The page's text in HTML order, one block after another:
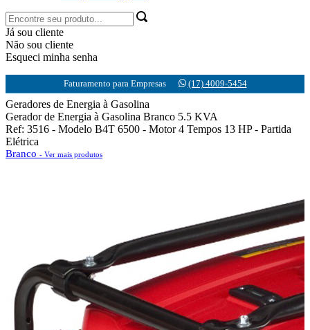
Já sou cliente
Não sou cliente
Esqueci minha senha
Faturamento para Empresas (17) 4009-5454
Geradores de Energia à Gasolina
Gerador de Energia à Gasolina Branco 5.5 KVA
Ref: 3516 - Modelo B4T 6500 - Motor 4 Tempos 13 HP - Partida
Elétrica
Branco - Ver mais produtos